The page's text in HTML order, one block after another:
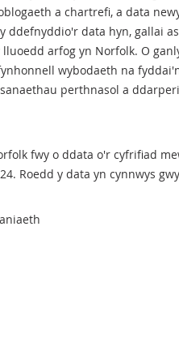
a chartrefi, a data
ddefnyddio'r data hyn, gallai
arfog yn Norfolk. O
wybodaeth na
perthnasol a
fwy o ddata o'r cyfrifiad
Roedd y data yn cynnwys